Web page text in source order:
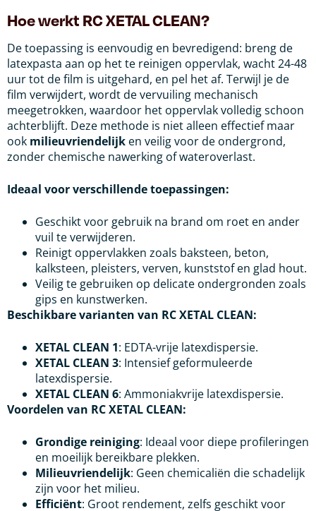
Hoe werkt RC XETAL CLEAN?
De toepassing is eenvoudig en bevredigend: breng de
latexpasta aan op het te reinigen oppervlak, wacht 24-48
uur tot de film is uitgehard, en pel het af. Terwijl je de
film verwijdert, wordt de vervuiling mechanisch
meegetrokken, waardoor het oppervlak volledig schoon
achterblijft. Deze methode is niet alleen effectief maar
ook milieuvriendelijk en veilig voor de ondergrond,
zonder chemische nawerking of wateroverlast.
Ideaal voor verschillende toepassingen:
Geschikt voor gebruik na brand om roet en ander
vuil te verwijderen.
Reinigt oppervlakken zoals baksteen, beton,
kalksteen, pleisters, verven, kunststof en glad hout.
Veilig te gebruiken op delicate ondergronden zoals
gips en kunstwerken.
Beschikbare varianten van RC XETAL CLEAN:
XETAL CLEAN 1: EDTA-vrije latexdispersie.
XETAL CLEAN 3: Intensief geformuleerde
latexdispersie.
XETAL CLEAN 6: Ammoniakvrije latexdispersie.
Voordelen van RC XETAL CLEAN:
Grondige reiniging: Ideaal voor diepe profileringen
en moeilijk bereikbare plekken.
Milieuvriendelijk: Geen chemicaliën die schadelijk
zijn voor het milieu.
Efficiënt: Groot rendement, zelfs geschikt voor